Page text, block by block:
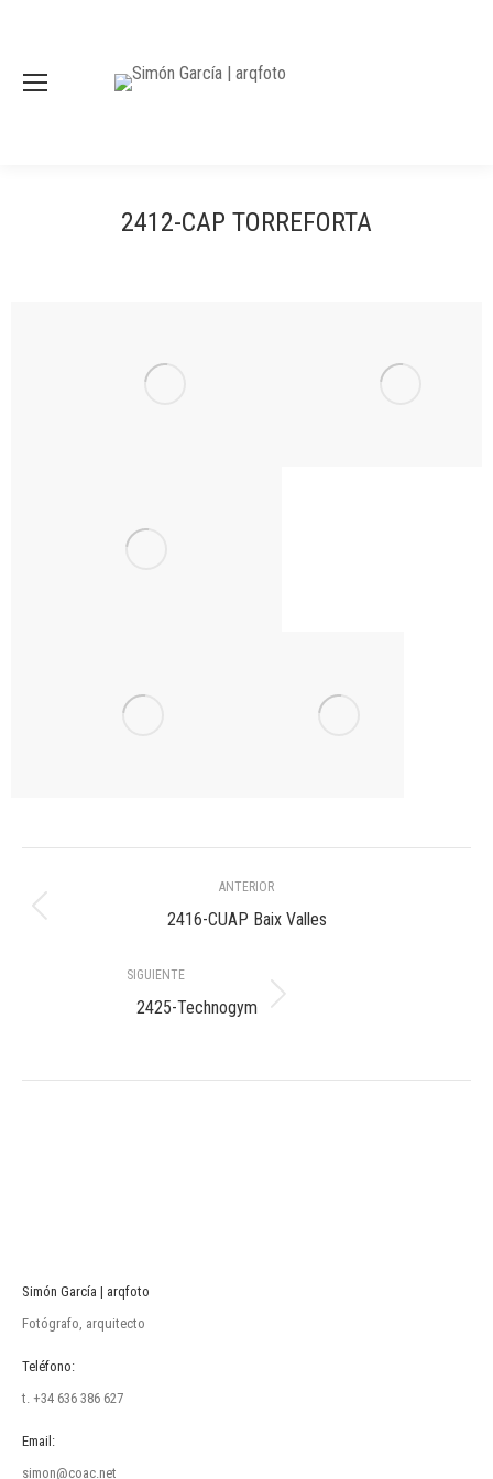
2412-CAP TORREFORTA
entre
álbumes
ANTERIOR
Álbum
2416-CUAP Baix Valles
SIGUIENTE
Álbum
2425-Technogym
Simón García | arqfoto
Fotógrafo, arquitecto
Teléfono:
t. +34 636 386 627
Email:
simon@coac.net